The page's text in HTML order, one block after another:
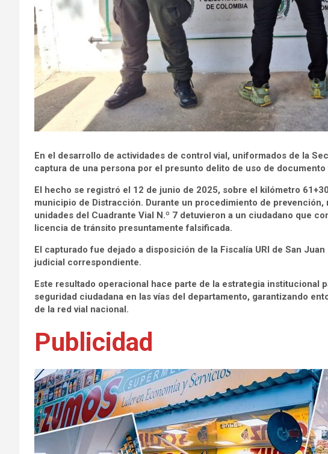
En el desarrollo de actividades de control vial, uniformados de la
captura de una persona por el presunto delito de uso de documento
El hecho se registró el 12 de junio de 2025, sobre el kilómetro
municipio de Distracción. Durante un procedimiento de
unidades del Cuadrante Vial N.º 7 detuvieron a un ciudadano que
licencia de tránsito presuntamente falsificada.
El capturado fue dejado a disposición de la Fiscalía URI de San
judicial correspondiente.
Este resultado operacional hace parte de la estrategia institucional
seguridad ciudadana en las vías del departamento, garantizando
de la red vial nacional.
Publicidad